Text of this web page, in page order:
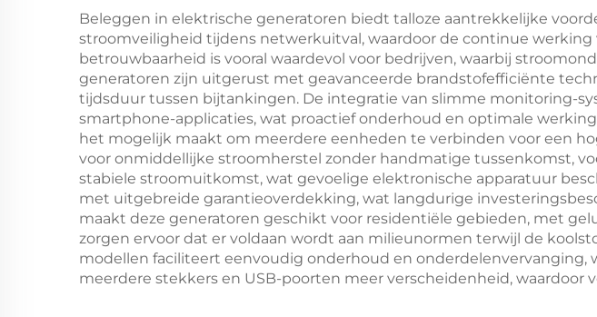
voor het opladen
Beleggen in elektrische generatoren biedt talloze aantrekkelijke
stroomveiligheid tijdens netwerkuitval, waardoor de continue
betrouwbaarheid is vooral waardevol voor bedrijven, waarbij
generatoren zijn uitgerust met geavanceerde brandstofefficiënte
tijdsduur tussen bijtankingen. De integratie van slimme monitoring-
smartphone-applicaties, wat proactief onderhoud en optimale
het mogelijk maakt om meerdere eenheden te verbinden voor een
voor onmiddellijke stroomherstel zonder handmatige tussenkomst,
stabiele stroomuitkomst, wat gevoelige elektronische apparatuur
met uitgebreide garantieoverdekking, wat langdurige
maakt deze generatoren geschikt voor residentiële gebieden, met
zorgen ervoor dat er voldaan wordt aan milieunormen terwijl de
modellen faciliteert eenvoudig onderhoud en
meerdere stekkers en USB-poorten meer verscheidenheid,